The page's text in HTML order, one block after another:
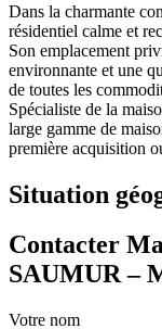
Dans la charmante
résidentiel calme et
Son emplacement
environnante et une
de toutes les
Spécialiste de la
large gamme de
première acquisition
Situation
Contacter
SAUMUR –
Votre nom